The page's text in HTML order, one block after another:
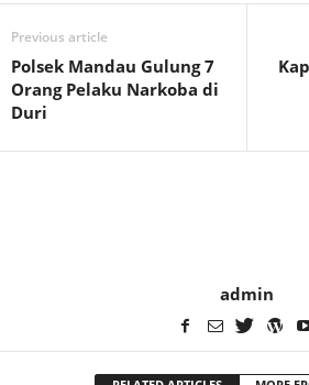
Previous article
Polsek Mandau Gulung 7
Orang Pelaku Narkoba di
Duri
admin